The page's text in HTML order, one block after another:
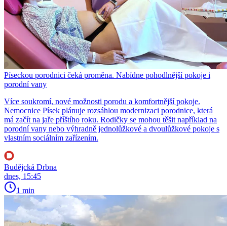
Píseckou porodnici čeká proměna. Nabídne pohodlnější pokoje i
porodní vany
Více soukromí, nové možnosti porodu a komfortnější pokoje.
Nemocnice Písek plánuje rozsáhlou modernizaci porodnice, která
má začít na jaře příštího roku. Rodičky se mohou těšit například na
porodní vany nebo výhradně jednolůžkové a dvoulůžkové pokoje s
vlastním sociálním zařízením.
Budějcká Drbna
dnes, 15:45
1 min